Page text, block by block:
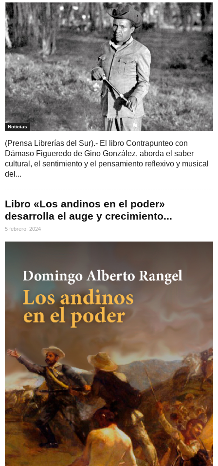
Noticias
(Prensa Librerías del Sur).- El libro Contrapunteo con
Dámaso Figueredo de Gino González, aborda el saber
cultural, el sentimiento y el pensamiento reflexivo y musical
del...
Libro «Los andinos en el poder»
desarrolla el auge y crecimiento...
5 febrero, 2024